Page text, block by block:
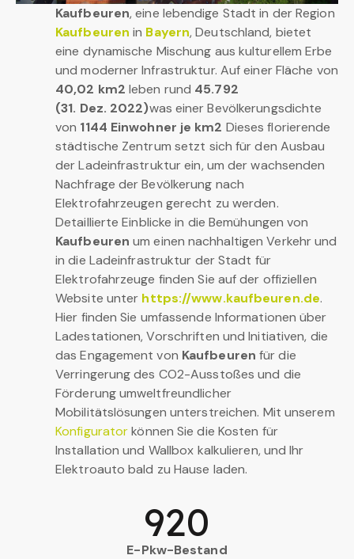
Kaufbeuren, eine lebendige Stadt in der Region
Kaufbeuren in Bayern, Deutschland, bietet
eine dynamische Mischung aus kulturellem Erbe
und moderner Infrastruktur. Auf einer Fläche von
40,02 km2 leben rund 45.792
(31. Dez. 2022)was einer Bevölkerungsdichte
von 1144 Einwohner je km2 Dieses florierende
städtische Zentrum setzt sich für den Ausbau
der Ladeinfrastruktur ein, um der wachsenden
Nachfrage der Bevölkerung nach
Elektrofahrzeugen gerecht zu werden.
Detaillierte Einblicke in die Bemühungen von
Kaufbeuren um einen nachhaltigen Verkehr und
in die Ladeinfrastruktur der Stadt für
Elektrofahrzeuge finden Sie auf der offiziellen
Website unter https://www.kaufbeuren.de.
Hier finden Sie umfassende Informationen über
Ladestationen, Vorschriften und Initiativen, die
das Engagement von Kaufbeuren für die
Verringerung des CO2-Ausstoßes und die
Förderung umweltfreundlicher
Mobilitätslösungen unterstreichen. Mit unserem
Konfiguratorkönnen Sie die Kosten für
Installation und Wallbox kalkulieren, und Ihr
Elektroauto bald zu Hause laden.
E-Pkw-Bestand
920